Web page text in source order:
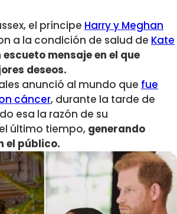
el príncipe Harry y Meghan
a la condición de salud de Kate
escueto mensaje en el que
deseos.
anunció al mundo que fue
cáncer, durante la tarde de
esa la razón de su
último tiempo, generando
el público.